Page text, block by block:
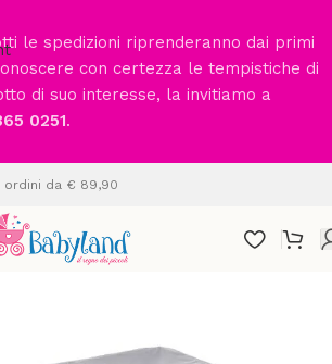
le spedizioni riprenderanno dai primi
con certezza le tempistiche di
di suo interesse, la invitiamo a
0251.
ordini da € 89,90